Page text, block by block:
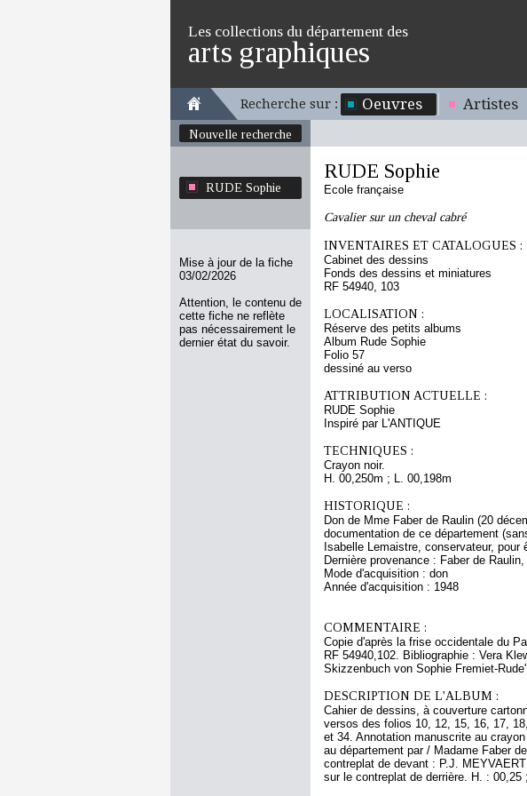
Les collections du département des
arts graphiques
Recherche sur : Oeuvres Artistes
Nouvelle recherche
RUDE Sophie
Mise à jour de la fiche
03/02/2026
Attention, le contenu de
cette fiche ne reflète
pas nécessairement le
dernier état du savoir.
RUDE Sophie
Ecole française
Cavalier sur un cheval cabré
INVENTAIRES ET CATALOGUES :
Cabinet des dessins
Fonds des dessins et miniatures
RF 54940, 103
LOCALISATION :
Réserve des petits albums
Album Rude Sophie
Folio 57
dessiné au verso
ATTRIBUTION ACTUELLE :
RUDE Sophie
Inspiré par L'ANTIQUE
TECHNIQUES :
Crayon noir.
H. 00,250m ; L. 00,198m
HISTORIQUE :
Don de Mme Faber de Raulin (20
documentation de ce département
Isabelle Lemaistre, conservateur, pour
Dernière provenance : Faber de
Mode d'acquisition : don
Année d'acquisition : 1948
COMMENTAIRE :
Copie d'après la frise occidentale du
RF 54940,102. Bibliographie : Vera
Skizzenbuch von Sophie Fremiet-
DESCRIPTION DE L'ALBUM :
Cahier de dessins, à couverture
versos des folios 10, 12, 15, 16, 17,
et 34. Annotation manuscrite au
au département par / Madame Faber
contreplat de devant : P.J.
sur le contreplat de derrière. H. :